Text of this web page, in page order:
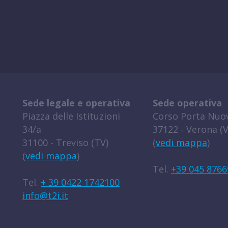
Sede legale e operativa
Piazza delle Istituzioni
34/a
31100 - Treviso (TV)
(vedi mappa)
Tel. + 39 0422 1742100
info@t2i.it
Sede operativa
Corso Porta
37122 - Verona
(vedi mappa)
Tel. +39 045